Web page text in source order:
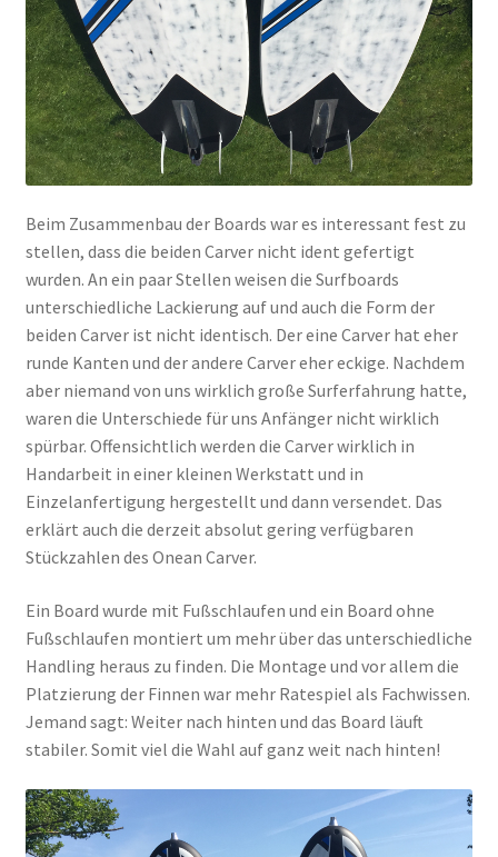
Beim Zusammenbau der Boards war es interessant fest zu
stellen, dass die beiden Carver nicht ident gefertigt
wurden. An ein paar Stellen weisen die Surfboards
unterschiedliche Lackierung auf und auch die Form der
beiden Carver ist nicht identisch. Der eine Carver hat eher
runde Kanten und der andere Carver eher eckige. Nachdem
aber niemand von uns wirklich große Surferfahrung hatte,
waren die Unterschiede für uns Anfänger nicht wirklich
spürbar. Offensichtlich werden die Carver wirklich in
Handarbeit in einer kleinen Werkstatt und in
Einzelanfertigung hergestellt und dann versendet. Das
erklärt auch die derzeit absolut gering verfügbaren
Stückzahlen des Onean Carver.
Ein Board wurde mit Fußschlaufen und ein Board ohne
Fußschlaufen montiert um mehr über das unterschiedliche
Handling heraus zu finden. Die Montage und vor allem die
Platzierung der Finnen war mehr Ratespiel als Fachwissen.
Jemand sagt: Weiter nach hinten und das Board läuft
stabiler. Somit viel die Wahl auf ganz weit nach hinten!